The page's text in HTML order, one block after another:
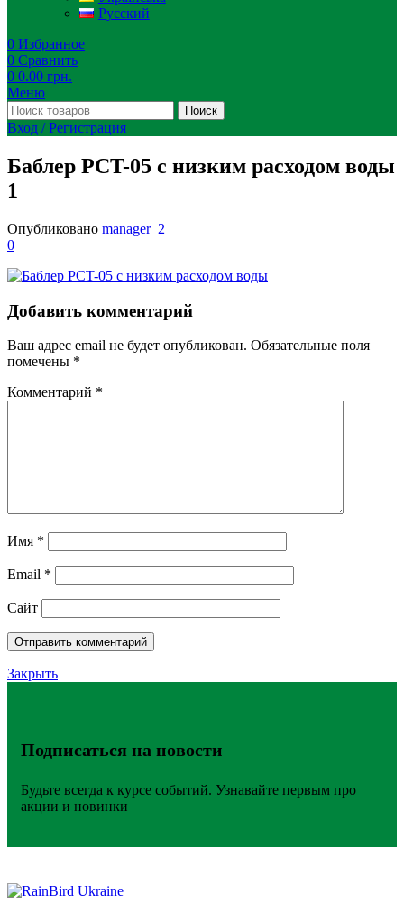
Русский
0 Избранное
0 Сравнить
0 0.00 грн.
Меню
Поиск
Вход / Регистрация
Баблер PCT-05 с низким расходом воды
1
Опубликовано manager_2
0
Добавить комментарий
Ваш адрес email не будет опубликован. Обязательные поля
помечены *
Комментарий *
Имя *
Email *
Сайт
Закрыть
Подписаться на новости
Будьте всегда к курсе событий. Узнавайте первым про
акции и новинки